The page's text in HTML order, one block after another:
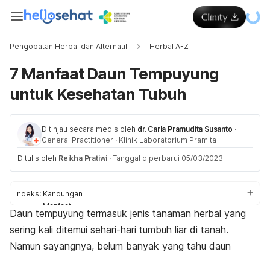
Pengobatan Herbal dan Alternatif Herbal A-Z
7 Manfaat Daun Tempuyung
untuk Kesehatan Tubuh
Ditinjau secara medis oleh dr. Carla Pramudita Susanto ·
General Practitioner · Klinik Laboratorium Pramita
Ditulis oleh Reikha Pratiwi · Tanggal diperbarui 05/03/2023
Indeks: Kandungan
Manfaat
Cara menggunakan
Daun tempuyung termasuk jenis tanaman herbal yang
sering kali ditemui sehari-hari tumbuh liar di tanah.
Namun sayangnya, belum banyak yang tahu daun